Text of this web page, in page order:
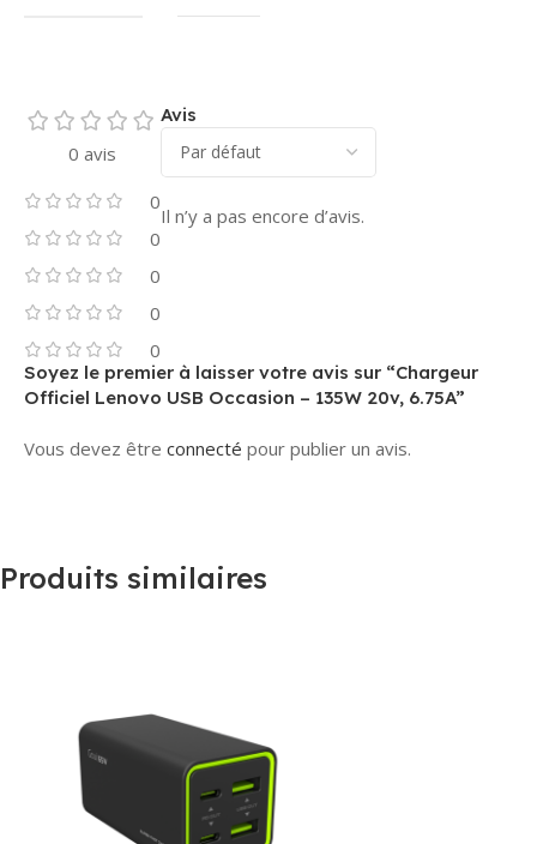
0 avis
0
0
0
0
0
Avis
Il n’y a pas encore d’avis.
Soyez le premier à laisser votre avis sur “Chargeur
Officiel Lenovo USB Occasion – 135W 20v, 6.75A”
Vous devez être connecté pour publier un avis.
Produits similaires